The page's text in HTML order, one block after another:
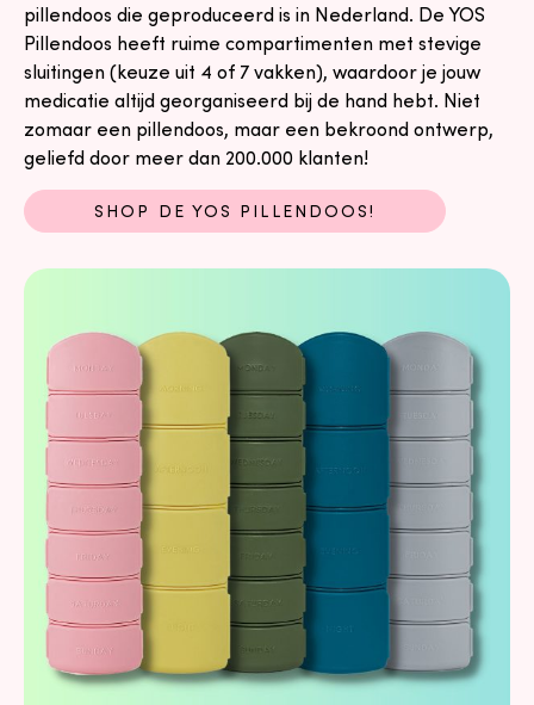
pillendoos die geproduceerd is in Nederland. De YOS
Pillendoos heeft ruime compartimenten met stevige
sluitingen (keuze uit 4 of 7 vakken), waardoor je jouw
medicatie altijd georganiseerd bij de hand hebt. Niet
zomaar een pillendoos, maar een bekroond ontwerp,
geliefd door meer dan 200.000 klanten!
SHOP DE YOS PILLENDOOS!